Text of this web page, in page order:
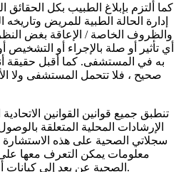
كما ألتزم بإبلاغ الطبيب بكل الحقائق
إدارة الحالة الطبية للمريض
والظروف الخاصة / الإعاقة بغض
أي تأثير أو صلة بالإجراء أو التشخيص
به في المستشفى. كما أقبل حقيقة
صحيح ، فلا تتحمل المستشفى ولا
تنطبق جميع قوانين القوانين
الإرشادات المحلية المتعلقة
سجلاتي الصحية على هذه
معلومات يمكن التعرف معها
الصحية عن بعد إلى كيانات أخرى دون موافقتي الشخصية.